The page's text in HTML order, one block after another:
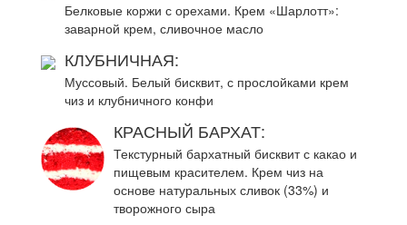
Белковые коржи с орехами. Крем «Шарлотт»:
заварной крем, сливочное масло
КЛУБНИЧНАЯ:
Муссовый. Белый бисквит, с прослойками крем
чиз и клубничного конфи
КРАСНЫЙ БАРХАТ:
Текстурный бархатный бисквит с какао и
пищевым красителем. Крем чиз на
основе натуральных сливок (33%) и
творожного сыра